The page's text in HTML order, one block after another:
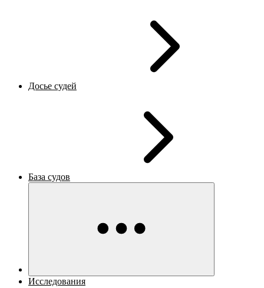
Досье судей
База судов
Исследования